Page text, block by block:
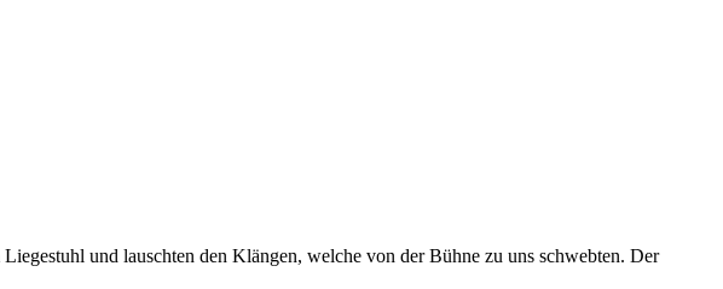
und lauschten den Klängen, welche von der Bühne zu uns schwebten. Der